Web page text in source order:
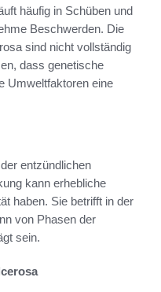
häufig in Schüben und
Beschwerden. Die
sind nicht vollständig
dass genetische
Umweltfaktoren eine
entzündlichen
kann erhebliche
haben. Sie betrifft in der
von Phasen der
sein.